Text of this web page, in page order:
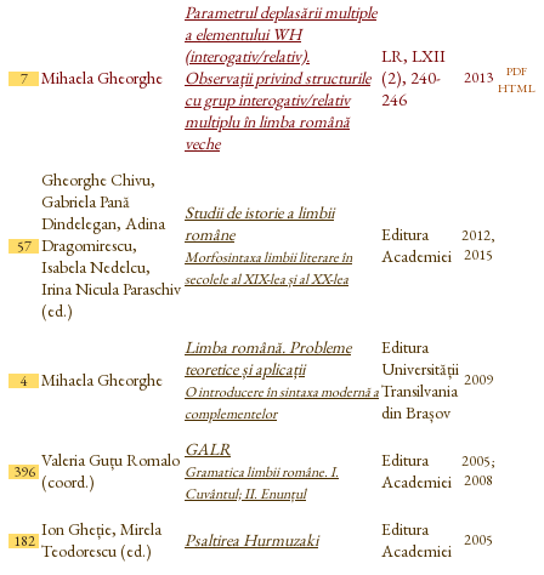
7 Mihaela Gheorghe
Parametrul deplasării multiple
a elementului WH
(interogativ/relativ).
Observaţii privind structurile
cu grup interogativ/relativ
multiplu în limba română
veche
LR, LXII
(2), 240-
246
2013 pdf
html
57
Gheorghe Chivu,
Gabriela Pană
Dindelegan, Adina
Dragomirescu,
Isabela Nedelcu,
Irina Nicula Paraschiv
(ed.)
Studii de istorie a limbii
române
Morfosintaxa limbii literare în
secolele al XIX-lea și al XX-lea
Editura
Academiei
2012,
2015
4 Mihaela Gheorghe
Limba română. Probleme
teoretice și aplicații
O introducere în sintaxa modernă a
complementelor
Editura
Universității
Transilvania
din Brașov
2009
396
Valeria Guțu Romalo
(coord.)
GALR
Gramatica limbii române. I.
Cuvântul; II. Enunțul
Editura
Academiei
2005;
2008
182
Ion Gheție, Mirela
Teodorescu (ed.)
Psaltirea Hurmuzaki
Editura
Academiei
2005